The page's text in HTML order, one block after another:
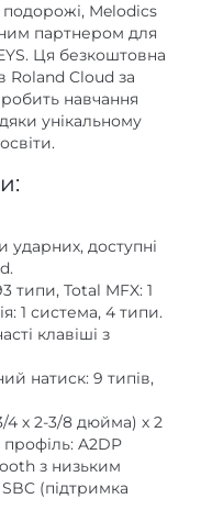
подорожі, Melodics
партнером для
Ця безкоштовна
Roland Cloud за
навчання
унікальному
ударних, доступні
типи, Total MFX: 1
1 система, 4 типи.
клавіші з
натиск: 9 типів,
4 х 2-3/8 дюйма) х 2
A2DP
з низьким
(підтримка